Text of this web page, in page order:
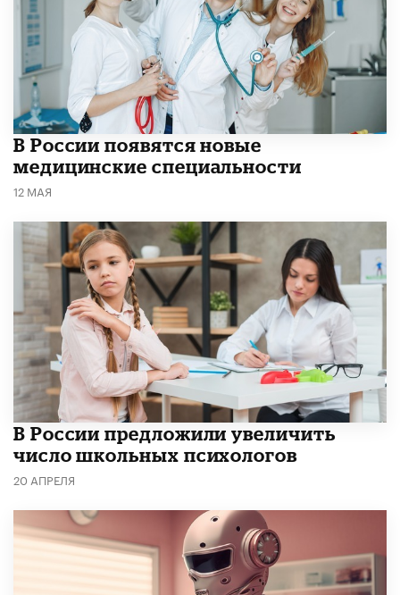
В России появятся новые
медицинские специальности
12 МАЯ
В России предложили увеличить
число школьных психологов
20 АПРЕЛЯ